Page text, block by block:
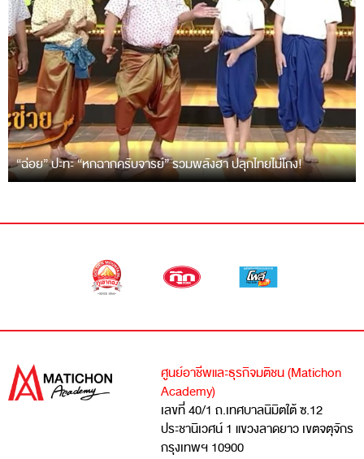
“ฉ่อย” ปะทะ “หกฉากครับจารย์” รวมพลังฮา ปลุกไทยไม่โกง!
ศูนย์อาชีพและธุรกิจมติชน (Matichon
Academy)
เลขที่ 40/1 ถ.เทศบาลนิมิตใต้ ซ.12
ประชานิเวศน์ 1 แขวงลาดยาว เขตจตุจักร
กรุงเทพฯ 10900